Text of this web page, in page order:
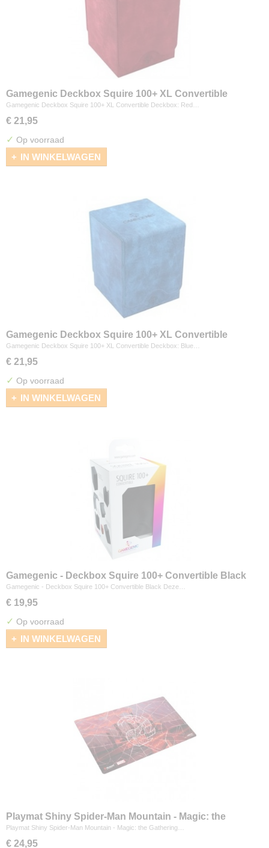
Gamegenic Deckbox Squire 100+ XL Convertible
Deckbox: Red
Gamegenic Deckbox Squire 100+ XL Convertible Deckbox: Red…
€ 21,95
✓ Op voorraad
IN WINKELWAGEN
Gamegenic Deckbox Squire 100+ XL Convertible
Deckbox: Blue
Gamegenic Deckbox Squire 100+ XL Convertible Deckbox: Blue…
€ 21,95
✓ Op voorraad
IN WINKELWAGEN
Gamegenic - Deckbox Squire 100+ Convertible Black
Gamegenic - Deckbox Squire 100+ Convertible Black Deze…
€ 19,95
✓ Op voorraad
IN WINKELWAGEN
Playmat Shiny Spider-Man Mountain - Magic: the
Gathering
Playmat Shiny Spider-Man Mountain - Magic: the Gathering…
€ 24,95